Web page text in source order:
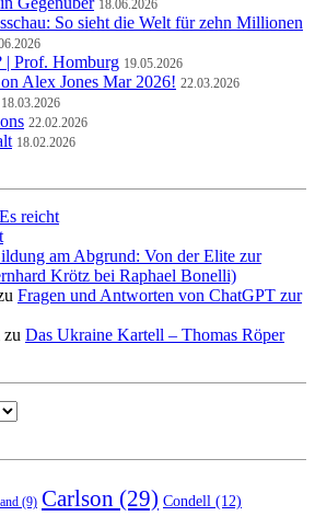
18.06.2026
So sieht die Welt für zehn Millionen
| Prof. Homburg 19.05.2026
Alex Jones Mar 2026! 22.03.2026
18.03.2026
22.02.2026
18.02.2026
Es reicht
am Abgrund: Von der Elite zur
Krötz bei Raphael Bonelli)
Fragen und Antworten von ChatGPT zur
zu Das Ukraine Kartell – Thomas Röper
(9) Carlson (29) Condell (12)